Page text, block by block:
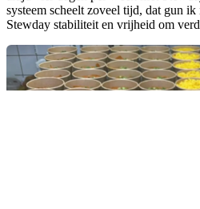
systeem scheelt zoveel tijd, dat gun
Stewday stabiliteit en vrijheid om